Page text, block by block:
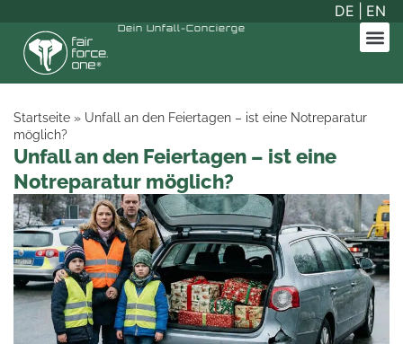
DE EN
Dein Unfall-Concierge
Startseite » Unfall an den Feiertagen – ist eine Notreparatur
möglich?
Unfall an den Feiertagen – ist eine
Notreparatur möglich?